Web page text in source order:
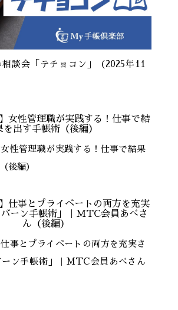
談会「テチョコン」（2025年11
女性管理職が実践する！仕事で結果
後編）
仕事とプライベートの両方を充実さ
ーン手帳術」｜MTC会員あべさん